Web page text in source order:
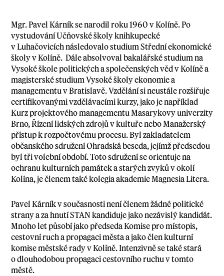
Mgr. Pavel Kárník se narodil roku 1960 v Kolíně. Po
vystudování Učňovské školy knihkupecké
v Luhačovicích následovalo studium Střední ekonomické
školy v Kolíně. Dále absolvoval bakalářské studium na
Vysoké škole politických a společenských věd v Kolíně a
magisterské studium Vysoké školy ekonomie a
managementu v Bratislavě. Vzdělání si neustále rozšiřuje
certifikovanými vzdělávacími kurzy, jako je například
Kurz projektového managementu Masarykovy univerzity
Brno, Řízení lidských zdrojů v kultuře nebo Manažerský
přístup k rozpočtovému procesu. Byl zakladatelem
občanského sdružení Ohradská beseda, jejímž předsedou
byl tři volební období. Toto sdružení se orientuje na
ochranu kulturních památek a starých zvyků v okolí
Kolína, je členem také kolegia akademie Magnesia Litera.
Pavel Kárník v současnosti není členem žádné politické
strany a za hnutí STAN kandiduje jako nezávislý kandidát.
Mnoho let působí jako předseda Komise pro místopis,
cestovní ruch a propagaci města a jako člen kulturní
komise městské rady v Kolíně. Intenzivně se také stará
o dlouhodobou propagaci cestovního ruchu v tomto
městě.